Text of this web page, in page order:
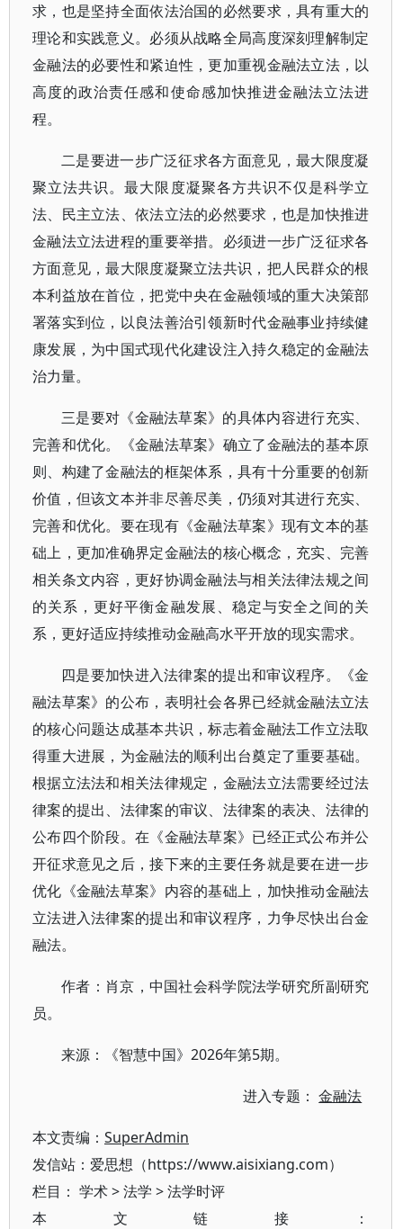
求，也是坚持全面依法治国的必然要求，具有重大的
理论和实践意义。必须从战略全局高度深刻理解制定
金融法的必要性和紧迫性，更加重视金融法立法，以
高度的政治责任感和使命感加快推进金融法立法进
程。
二是要进一步广泛征求各方面意见，最大限度凝
聚立法共识。最大限度凝聚各方共识不仅是科学立
法、民主立法、依法立法的必然要求，也是加快推进
金融法立法进程的重要举措。必须进一步广泛征求各
方面意见，最大限度凝聚立法共识，把人民群众的根
本利益放在首位，把党中央在金融领域的重大决策部
署落实到位，以良法善治引领新时代金融事业持续健
康发展，为中国式现代化建设注入持久稳定的金融法
治力量。
三是要对《金融法草案》的具体内容进行充实、
完善和优化。《金融法草案》确立了金融法的基本原
则、构建了金融法的框架体系，具有十分重要的创新
价值，但该文本并非尽善尽美，仍须对其进行充实、
完善和优化。要在现有《金融法草案》现有文本的基
础上，更加准确界定金融法的核心概念，充实、完善
相关条文内容，更好协调金融法与相关法律法规之间
的关系，更好平衡金融发展、稳定与安全之间的关
系，更好适应持续推动金融高水平开放的现实需求。
四是要加快进入法律案的提出和审议程序。《金
融法草案》的公布，表明社会各界已经就金融法立法
的核心问题达成基本共识，标志着金融法工作立法取
得重大进展，为金融法的顺利出台奠定了重要基础。
根据立法法和相关法律规定，金融法立法需要经过法
律案的提出、法律案的审议、法律案的表决、法律的
公布四个阶段。在《金融法草案》已经正式公布并公
开征求意见之后，接下来的主要任务就是要在进一步
优化《金融法草案》内容的基础上，加快推动金融法
立法进入法律案的提出和审议程序，力争尽快出台金
融法。
作者：肖京，中国社会科学院法学研究所副研究
员。
来源：《智慧中国》2026年第5期。
进入专题：金融法
本文责编： SuperAdmin
发信站：爱思想（https://www.aisixiang.com）
栏目： 学术>法学 >法学时评
本文链接：